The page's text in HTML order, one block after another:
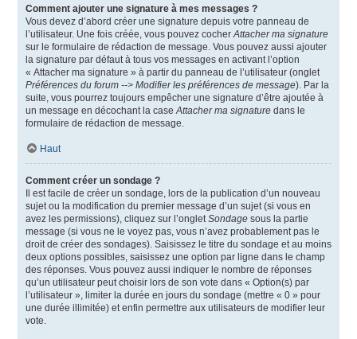
Comment ajouter une signature à mes messages ?
Vous devez d’abord créer une signature depuis votre panneau de
l’utilisateur. Une fois créée, vous pouvez cocherAttacher ma signature
sur le formulaire de rédaction de message. Vous pouvez aussi ajouter
la signature par défaut à tous vos messages en activant l’option
« Attacher ma signature » à partir du panneau de l’utilisateur (onglet
Préférences du forum --> Modifier les préférences de message). Par la
suite, vous pourrez toujours empêcher une signature d’être ajoutée à
un message en décochant la caseAttacher ma signaturedans le
formulaire de rédaction de message.
Haut
Comment créer un sondage ?
Il est facile de créer un sondage, lors de la publication d’un nouveau
sujet ou la modification du premier message d’un sujet (si vous en
avez les permissions), cliquez sur l’ongletSondagesous la partie
message (si vous ne le voyez pas, vous n’avez probablement pas le
droit de créer des sondages). Saisissez le titre du sondage et au moins
deux options possibles, saisissez une option par ligne dans le champ
des réponses. Vous pouvez aussi indiquer le nombre de réponses
qu’un utilisateur peut choisir lors de son vote dans « Option(s) par
l’utilisateur », limiter la durée en jours du sondage (mettre « 0 » pour
une durée illimitée) et enfin permettre aux utilisateurs de modifier leur
vote.